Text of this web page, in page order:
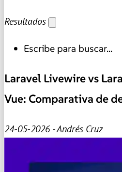
Resultados
Escribe para buscar...
Laravel Livewire vs
Vue: Comparativa de
24-05-2026 - Andrés Cruz